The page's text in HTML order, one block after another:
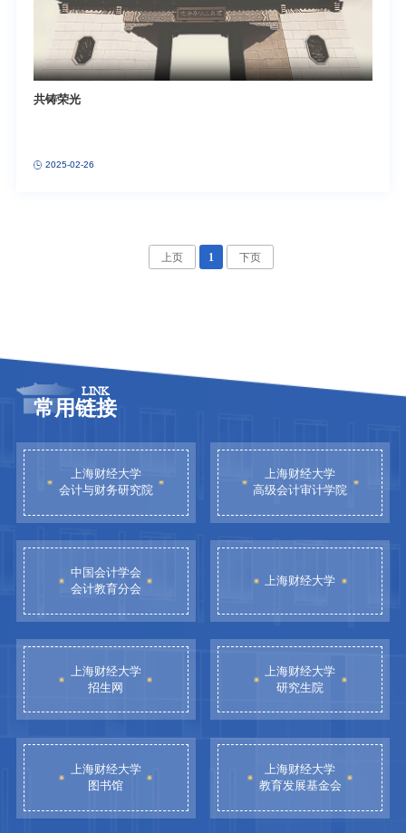
共铸荣光
2025-02-26
上页 1 下页
LINK
常用链接
上海财经大学
会计与财务研究院
上海财经大学
高级会计审计学院
中国会计学会
会计教育分会
上海财经大学
上海财经大学
招生网
上海财经大学
研究生院
上海财经大学
图书馆
上海财经大学
教育发展基金会